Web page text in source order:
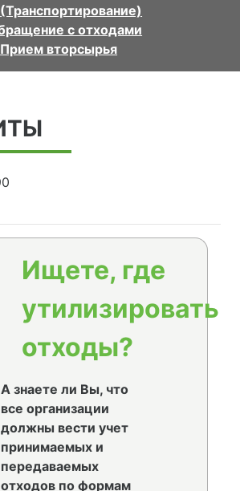
(Транспортирование)
с отходами
Прием вторсырья
Ищете, где
утилизировать
отходы?
А знаете ли Вы, что
все организации
должны вести учет
принимаемых и
передаваемых
отходов по формам